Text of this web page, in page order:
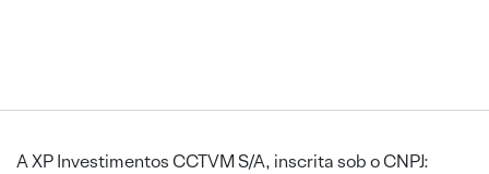
A XP Investimentos CCTVM S/A, inscrita sob o CNPJ: